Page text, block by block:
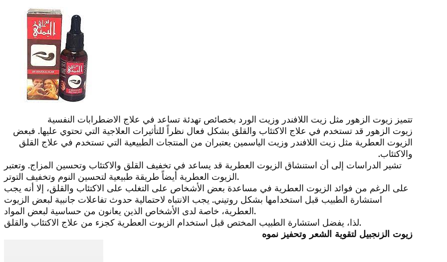
تتميز زيوت الزهور مثل زيت اللافندر وزيت الورد بخصائص تهدئة تساعد في علاج الاضطرابات النفسية
زيوت الزهور قد تستخدم في علاج الاكتئاب والقلق بشكل فعال نظراً للتأثيرات العلاجية التي تحتوي عليها. فبعض
الزيوت العطرية مثل زيت اللافندر وزيت الياسمين يعتبران من المنتجات الطبيعية التي تستخدم في علاج القلق
والاكتئاب.
تشير الدراسات إلى أن استنشاق الزيوت العطرية قد يساعد في تخفيف القلق والاكتئاب وتحسين المزاج. وتعتبر
الزيوت العطرية أيضاً طريقة طبيعية لتحسين النوم وتخفيف التوتر.
على الرغم من فوائد الزيوت العطرية في مساعدة بعض الأشخاص على التغلب على الاكتئاب والقلق، إلا أنه يجب
استشارة الطبيب قبل استخدامها بشكل روتيني. يجب الانتباه لاحتمالية حدوث تفاعلات جانبية لبعض الزيوت
العطرية، خاصة لدى الأشخاص الذين يعانون من حساسية لبعض المواد.
لذا، يفضل استشارة الطبيب المختص قبل استخدام الزيوت العطرية كجزء من علاج الاكتئاب والقلق.
زيوت الزنجبيل لتقوية الشعر وتحفيز نموه